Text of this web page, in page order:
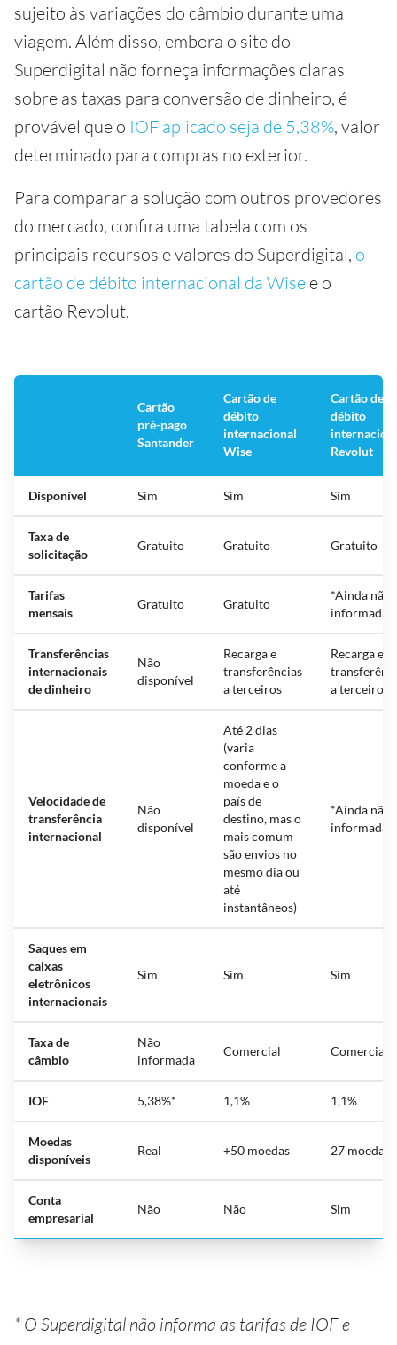
sujeito às variações do câmbio durante uma
viagem. Além disso, embora o site do
Superdigital não forneça informações claras
sobre as taxas para conversão de dinheiro, é
provável que o IOF aplicado seja de 5,38%, valor
determinado para compras no exterior.
Para comparar a solução com outros provedores
do mercado, confira uma tabela com os
principais recursos e valores do Superdigital, o
cartão de débito internacional da Wise e o
cartão Revolut.
Cartão
pré-pago
Santander
Cartão de
débito
internacional
Wise
Cartão de
débito
Revolut
Disponível Sim Sim Sim
Taxa de
solicitação
Gratuito Gratuito Gratuito
Tarifas
mensais
Gratuito Gratuito
*Ainda não
informadas
Transferências
internacionais
de dinheiro
Não
disponível
Recarga e
transferências
a terceiros
Recarga e
a terceiros
Velocidade de
transferência
internacional
Não
disponível
Até 2 dias
(varia
conforme a
moeda e o
país de
destino, mas o
mais comum
são envios no
mesmo dia ou
até
instantâneos)
*Ainda não
informada
Saques em
caixas
eletrônicos
internacionais
Sim Sim Sim
Taxa de
câmbio
Não
informada
Comercial Comercial
IOF 5,38%* 1,1% 1,1%
Moedas
disponíveis
Real +50 moedas 27 moedas
Conta
empresarial
Não Não Sim
* O Superdigital não informa as tarifas de IOF e